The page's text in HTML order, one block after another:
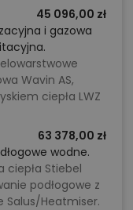
45 096,00 zł
i gazowa
Wavin AS,
ciepła LWZ
63 378,00 zł
wodne.
ciepła Stiebel
podłogowe z
Salus/Heatmiser.